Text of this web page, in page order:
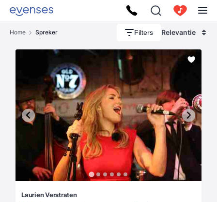
Home Spreker Filters Relevantie
Laurien Verstraten